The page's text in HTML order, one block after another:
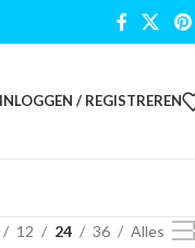
INLOGGEN / REGISTREREN
12 24 36 Alles